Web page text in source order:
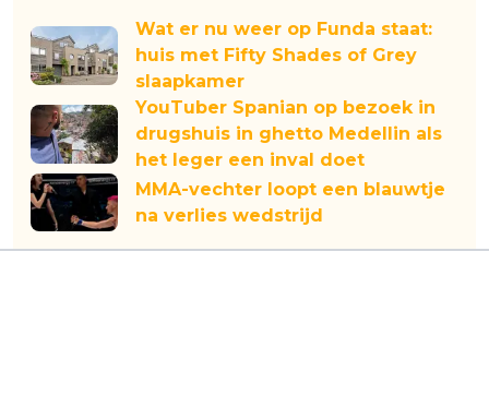
Wat er nu weer op Funda staat:
huis met Fifty Shades of Grey
slaapkamer
YouTuber Spanian op bezoek in
drugshuis in ghetto Medellin als
het leger een inval doet
MMA-vechter loopt een blauwtje
na verlies wedstrijd